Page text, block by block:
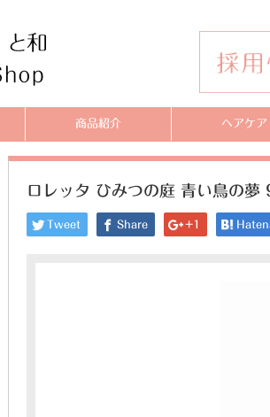
商品紹介 ヘアケア
ロレッタ ひみつの庭 青い鳥の
Tweet Share +1